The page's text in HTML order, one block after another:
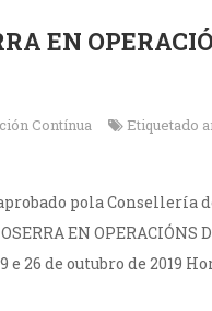
EN
Contínua Etiquetado
pola Consellería
EN OPERACIÓNS
26 de outubro de 2019